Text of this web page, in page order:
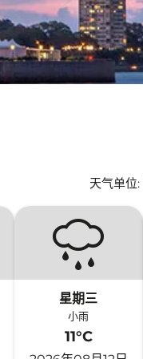
天气单位:
星期三
小雨
11°C